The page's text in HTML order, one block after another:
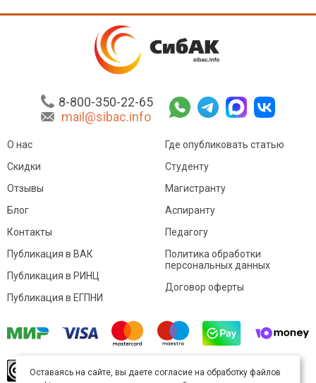
8-800-350-22-65
mail@sibac.info
О нас
Скидки
Отзывы
Блог
Контакты
Где опубликовать статью
Студенту
Магистранту
Аспиранту
Педагогу
Публикация в ВАК
Публикация в РИНЦ
Публикация в ЕГПНИ
Политика обработки
персональных данных
Договор оферты
произведение доступно полицензии Creative
Оставаясь на сайте, вы даете согласие на обработку файлов